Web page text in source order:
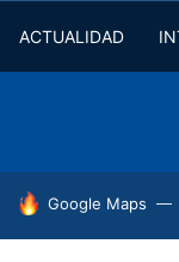
ACTUALIDAD
HOY SE HABLA
Google Maps